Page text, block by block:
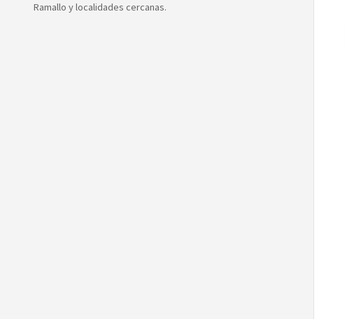
Ramallo y localidades cercanas.